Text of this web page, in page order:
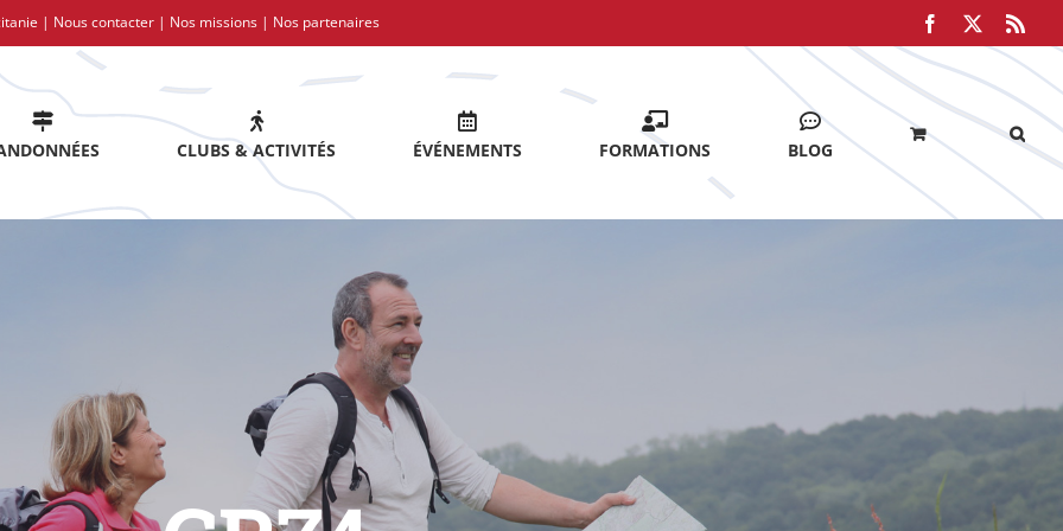
| Nous contacter | Nos missions | Nos partenaires Facebook
CLUBS & ACTIVITÉS ÉVÉNEMENTS FORMATIONS BLOG